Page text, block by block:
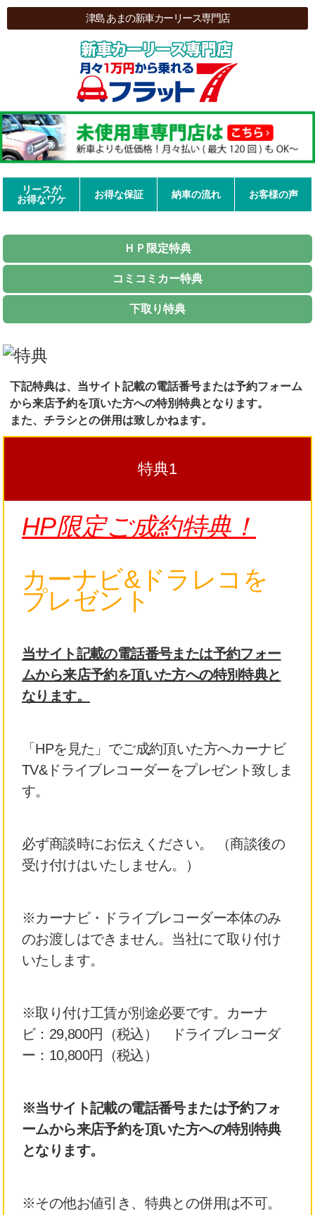
津島 あまの新車カーリース専門店
リースが
お得なワケ
お得な保証 納車の流れ お客様の声
ＨＰ限定特典
コミコミカー特典
下取り特典
下記特典は、当サイト記載の電話番号または予約フォーム
から来店予約を頂いた方への特別特典となります。
また、チラシとの併用は致しかねます。
特典1
HP限定ご成約特典！
カーナビ&ドラレコを
プレゼント
当サイト記載の電話番号または予約フォー
ムから来店予約を頂いた方への特別特典と
なります。
「HPを見た」でご成約頂いた方へカーナビ
TV&ドライブレコーダーをプレゼント致しま
す。
必ず商談時にお伝えください。 （商談後の
受け付けはいたしません。）
※カーナビ・ドライブレコーダー本体のみ
のお渡しはできません。当社にて取り付け
いたします。
※取り付け工賃が別途必要です。カーナ
ビ：29,800円（税込） ドライブレコーダ
ー：10,800円（税込）
※当サイト記載の電話番号または予約フォ
ームから来店予約を頂いた方への特別特典
となります。
※その他お値引き、特典との併用は不可。